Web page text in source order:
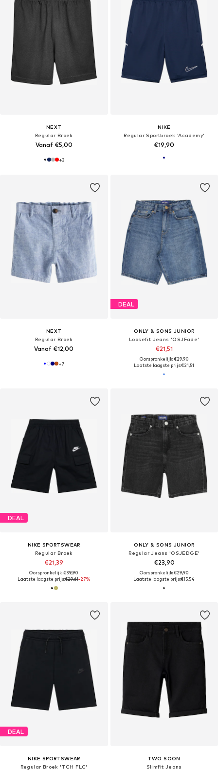
NEXT
Regular Broek
Vanaf €5,00
+2
NIKE
Regular Sportbroek 'Academy'
€19,90
NEXT
Regular Broek
Vanaf €12,00
+7
DEAL
ONLY & SONS JUNIOR
Loosefit Jeans 'OSJFade'
€21,51
Oorspronkelijk: €29,90
Laatste laagste prijs:€21,51
DEAL
NIKE SPORTSWEAR
Regular Broek
€21,39
Oorspronkelijk: €39,90
Laatste laagste prijs:€29,61-27%
ONLY & SONS JUNIOR
Regular Jeans 'OSJEDGE'
€23,90
Oorspronkelijk: €29,90
Laatste laagste prijs:€15,54
DEAL
NIKE SPORTSWEAR
Regular Broek 'TCH FLC'
TWO SOON
Slimfit Jeans